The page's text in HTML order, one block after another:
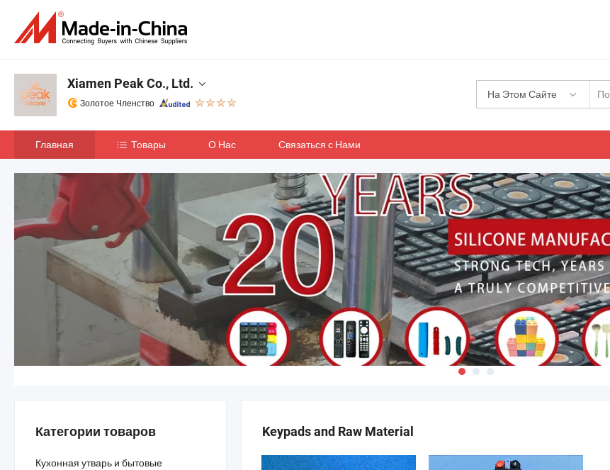
На Этом Сайте
Xiamen Peak Co., Ltd.
Золотое Членство
Главная Товары О Нас Связаться с Нами
Keypads and Raw Material
Категории товаров
Кухонная утварь и бытовые